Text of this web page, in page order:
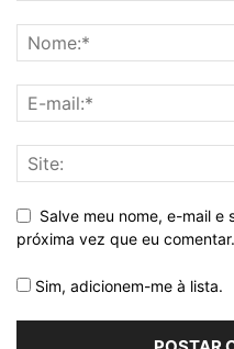
Salve meu nome, e-mail e
próxima vez que eu comentar.
Sim, adicionem-me à lista.